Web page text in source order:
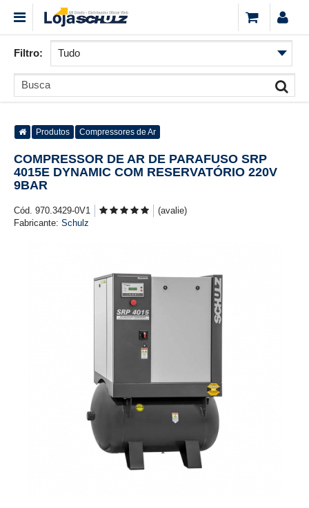
Filtro:
Produtos Compressores de Ar
COMPRESSOR DE AR DE PARAFUSO SRP
4015E DYNAMIC COM RESERVATÓRIO 220V
9BAR
Cód. 970.3429-0V1
(avalie)
Fabricante: Schulz